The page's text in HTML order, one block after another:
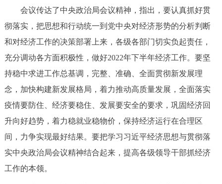
政务服务
个人服务 法人服务 部门服务
便民服务 利企服务 投资项目
中介服务 阳光政务
12345网上接诉即办 我要咨询 我要建议
参与调查
会议传达了中央政治局会议精神，指出，要认真抓好贯
彻落实，把思想和行动统一到党中央对经济形势的分析判断
和对经济工作的决策部署上来，各级各部门切实负起责任，
充分调动各方面积极性，做好2022年下半年经济工作。要坚
持稳中求进工作总基调，完整、准确、全面贯彻新发展理
念，加快构建新发展格局，着力推动高质量发展，全面落实
疫情要防住、经济要稳住、发展要安全的要求，巩固经济回
升向好趋势，着力稳就业稳物价，保持经济运行在合理区
间，力争实现最好结果。要把学习习近平经济思想与贯彻落
实中央政治局会议精神结合起来，提高各级领导干部抓经济
工作的本领。